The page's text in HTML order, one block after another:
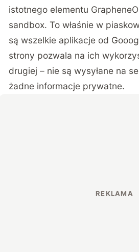
istotnego elementu
sandbox. To właśnie w
są wszelkie aplikacje od
strony pozwala na ich
drugiej – nie są wysyłane na
żadne informacje prywatne.